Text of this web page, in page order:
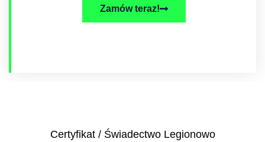
Zamów teraz!
Certyfikat / Świadectwo Legionowo